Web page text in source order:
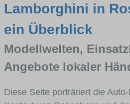
Lamborghini in
ein Überblick
Modellwelten,
Angebote lokaler
Diese Seite porträtiert die